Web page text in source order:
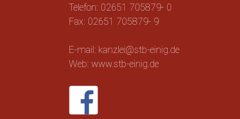
Telefon: 02651 705879- 0
Fax: 02651 705879- 9
E-mail: kanzlei@stb-einig.de
Web: www.stb-einig.de